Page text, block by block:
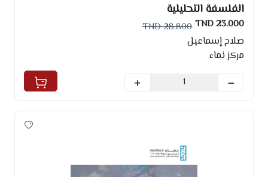
الفلسفة التحليلية
23.000 TND
28.800 TND
صلاح إسماعيل
مركز نماء